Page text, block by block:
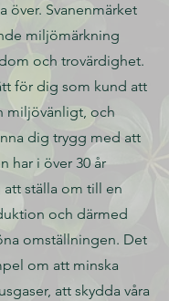
över. Svanenmärket
miljömärkning
och trovärdighet.
för dig som kund att
miljövänligt, och
dig trygg med att
har i över 30 år
ställa om till en
och därmed
omställningen. Det
om att minska
att skydda våra